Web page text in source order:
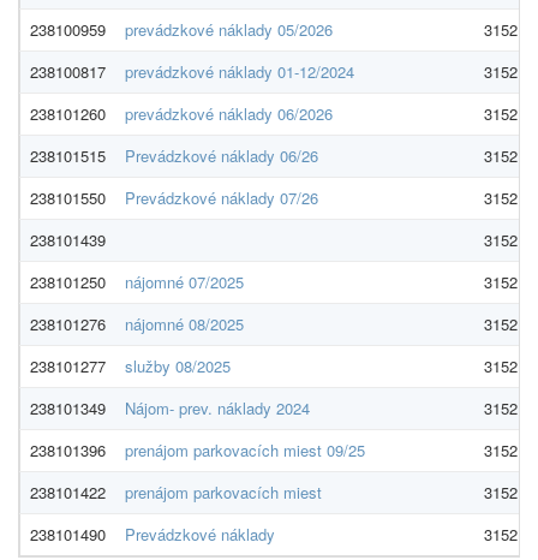
238100959
prevádzkové náklady 05/2026
3152
238100817
prevádzkové náklady 01-12/2024
3152
238101260
prevádzkové náklady 06/2026
3152
238101515
Prevádzkové náklady 06/26
3152
238101550
Prevádzkové náklady 07/26
3152
238101439
3152
238101250
nájomné 07/2025
3152
238101276
nájomné 08/2025
3152
238101277
služby 08/2025
3152
238101349
Nájom- prev. náklady 2024
3152
238101396
prenájom parkovacích miest 09/25
3152
238101422
prenájom parkovacích miest
3152
238101490
Prevádzkové náklady 3152